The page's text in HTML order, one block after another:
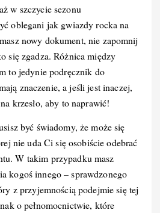
w szczycie sezonu
oblegani jak gwiazdy rocka na
nowy dokument, nie zapomnij
się zgadza. Różnica między
to jedynie podręcznik do
znaczenie, a jeśli jest inaczej,
krzesło, aby to naprawić!
być świadomy, że może się
nie uda Ci się osobiście odebrać
W takim przypadku masz
kogoś innego – sprawdzonego
z przyjemnością podejmie się tej
o pełnomocnictwie, które